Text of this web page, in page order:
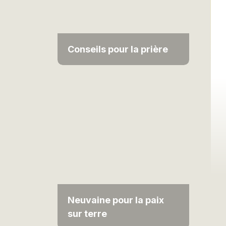
Conseils pour la prière
Neuvaine pour la paix
sur terre